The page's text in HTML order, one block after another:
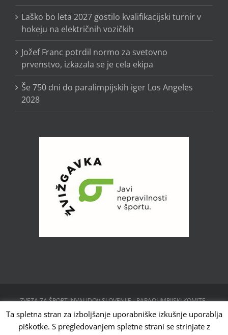
Laško bo leta 2027 gostilo kvalifikacijski turnir v
hokeju na električnih vozičkih
Jožef Franc potrdil normo za svetovno
prvenstvo, izkazala se je cela ekipa
Še 750 dni do paralimpijskih iger Los Angeles
2028
ZVEZA ZA ŠPORT INVALIDOV SLOVENIJE - PARAOLIMPIJSKI KOMITE ,
CESTA 24. JUNIJA 23, 1231 LJUBLJANA, SLOVENIJA | Powered by
WordPress
Ta spletna stran za izboljšanje uporabniške izkušnje uporablja
piškotke. S pregledovanjem spletne strani se strinjate z